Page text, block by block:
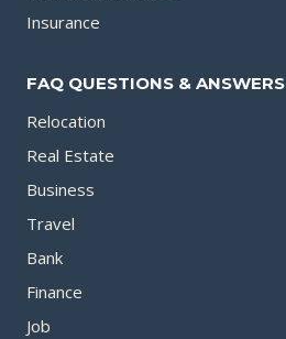
Insurance
FAQ QUESTIONS & ANSWERS
Relocation
Real Estate
Business
Travel
Bank
Finance
Job